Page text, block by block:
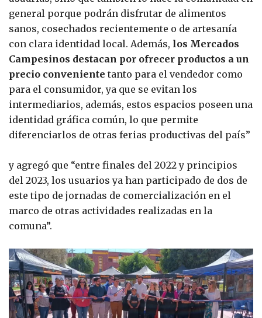
general porque podrán disfrutar de alimentos
sanos, cosechados recientemente o de artesanía
con clara identidad local. Además, los Mercados
Campesinos destacan por ofrecer productos a un
precio conveniente tanto para el vendedor como
para el consumidor, ya que se evitan los
intermediarios, además, estos espacios poseen una
identidad gráfica común, lo que permite
diferenciarlos de otras ferias productivas del país”
y agregó que “entre finales del 2022 y principios
del 2023, los usuarios ya han participado de dos de
este tipo de jornadas de comercialización en el
marco de otras actividades realizadas en la
comuna”.